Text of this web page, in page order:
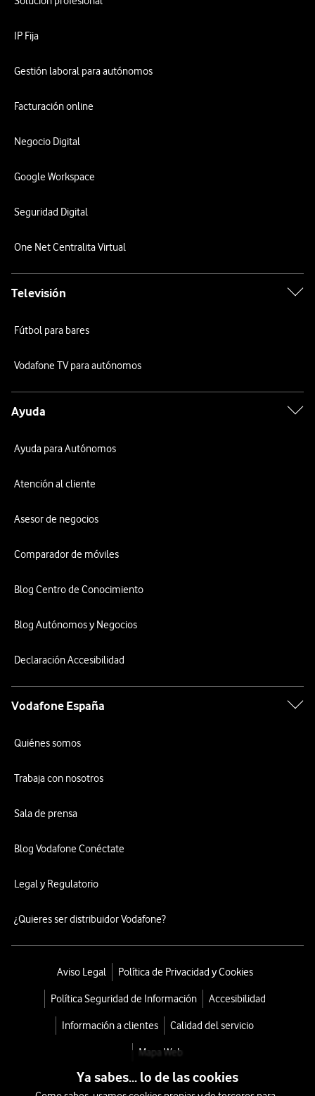
IP Fija
Gestión laboral para autónomos
Facturación online
Negocio Digital
Google Workspace
Seguridad Digital
One Net Centralita Virtual
Televisión
Fútbol para bares
Vodafone TV para autónomos
Ayuda
Ayuda para Autónomos
Atención al cliente
Asesor de negocios
Comparador de móviles
Blog Centro de Conocimiento
Blog Autónomos y Negocios
Declaración Accesibilidad
Vodafone España
Quiénes somos
Trabaja con nosotros
Sala de prensa
Blog Vodafone Conéctate
Legal y Regulatorio
¿Quieres ser distribuidor Vodafone?
Aviso Legal Política de Privacidad y Cookies
Política Seguridad de Información Accesibilidad
Información a clientes Calidad del servicio
Mapa Web
Ya sabes... lo de las cookies